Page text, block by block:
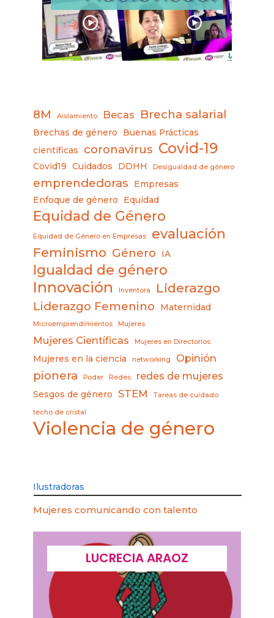
8M Aislamiento Becas Brecha salarial
Brechas de género
Buenas Prácticas
científicas
coronavirus Covid-19
Covid19 Cuidados DDHH Desigualdad de género
emprendedoras
Empresas
Enfoque de género
Equidad
Equidad de Género
Equidad de Género en Empresas evaluación
Feminismo Género IA
Igualdad de género
Innovación Inventora Liderazgo
Liderazgo Femenino Maternidad
Microemprendimientos Mujeres
Mujeres Científicas Mujeres en Directorios
Mujeres en la ciencia networking Opinión
pionera Poder Redes redes de mujeres
Sesgos de género STEM Tareas de cuidado
techo de cristal
Violencia de género
Ilustradoras
Mujeres comunicando con talento
LUCRECIA ARAOZ